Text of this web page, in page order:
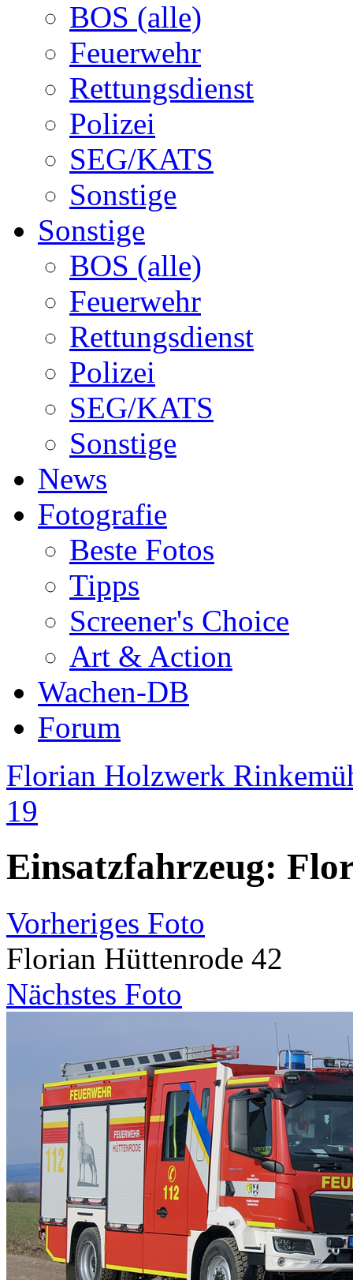
BOS (alle)
Feuerwehr
Rettungsdienst
Polizei
SEG/KATS
Sonstige
Sonstige
BOS (alle)
Feuerwehr
Rettungsdienst
Polizei
SEG/KATS
Sonstige
News
Fotografie
Beste Fotos
Tipps
Screener's Choice
Art & Action
Wachen-DB
Forum
Florian Holzwerk
19
Einsatzfahrzeug:
Vorheriges Foto
Florian Hüttenrode 42
Nächstes Foto